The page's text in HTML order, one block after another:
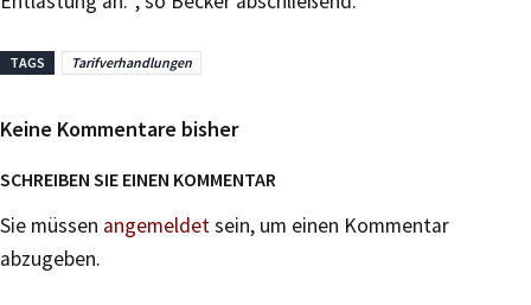
TAGS Tarifverhandlungen
Keine Kommentare bisher
SCHREIBEN SIE EINEN KOMMENTAR
Sie müssen angemeldetsein, um einen Kommentar
abzugeben.